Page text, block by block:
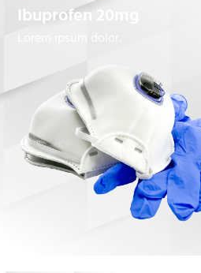
Ibuprofen 20mg